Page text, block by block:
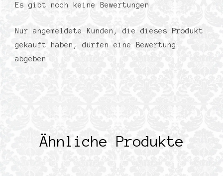
Es gibt noch keine Bewertungen.
Nur angemeldete Kunden, die dieses Produkt
gekauft haben, dürfen eine Bewertung
abgeben.
Ähnliche Produkte